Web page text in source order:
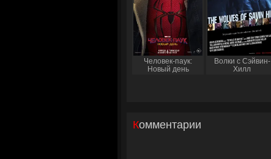
Человек-паук:
Новый день
Волки с Сэйвин-
Хилл
Комментарии